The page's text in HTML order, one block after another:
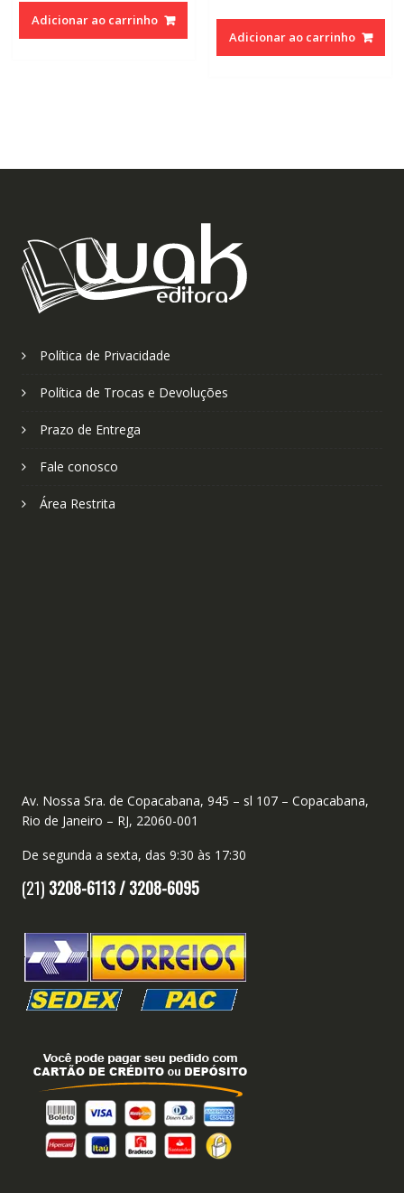
original
era:
atual
é:
Adicionar ao carrinho
original
era:
atual
é:
Adicionar ao carrinho
Política de Privacidade
Política de Trocas e Devoluções
Prazo de Entrega
Fale conosco
Área Restrita
Av. Nossa Sra. de Copacabana, 945 – sl 107 – Copacabana,
Rio de Janeiro – RJ, 22060-001
De segunda a sexta, das 9:30 às 17:30
(21) 3208-6113 /3208-6095